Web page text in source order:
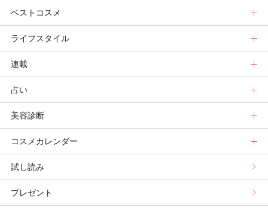
ビューティ速報
ヘアまとめ
ヘア診断
ボディケアまとめ
ボディケア診断
美活グランプリ
ヘルスケア・ダイエット
マキアビューティーズトップ
TOPビューティーズ一覧
ビューティーズ一覧
記事ランキング
メンバーランキング
ベストコスメ
ベストコスメトップ
ベストコスメ
読者ベスコス
プチプラコスメグランプリ
ブライトニング・UVグランプリ
プリュスベスコス
ライフスタイル
ライフスタイルトップ
ニュース
ライフスタイルまとめ
ライフスタイル診断
連載
連載トップ
マキアエディターズのオッス！推しコス
小林ひろ美のキレイはかけ算
小田ユイコのマニアックビューティREPORT
野毛まゆりの実況野毛Channel
占い
占いトップ
Keikoの月星座占い
三島キアリーの12星座別 恋愛運&美容運
動物キャラナビ占い
美容診断
美容診断トップ
パーソナルカラー診断
顔タイプ髪型診断
コスメカレンダー
コスメカレンダートップ
検索
試し読み
プレゼント